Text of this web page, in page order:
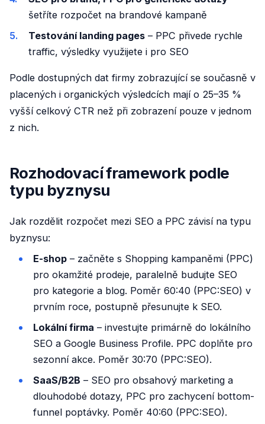
šetříte rozpočet na brandové kampaně
Testování landing pages – PPC přivede rychle
traffic, výsledky využijete i pro SEO
Podle dostupných dat firmy zobrazující se současně v
placených i organických výsledcích mají o 25–35 %
vyšší celkový CTR než při zobrazení pouze v jednom
z nich.
Rozhodovací framework podle
typu byznysu
Jak rozdělit rozpočet mezi SEO a PPC závisí na typu
byznysu:
E-shop – začněte s Shopping kampaněmi (PPC)
pro okamžité prodeje, paralelně budujte SEO
pro kategorie a blog. Poměr 60:40 (PPC:SEO) v
prvním roce, postupně přesunujte k SEO.
Lokální firma – investujte primárně do lokálního
SEO a Google Business Profile. PPC doplňte pro
sezonní akce. Poměr 30:70 (PPC:SEO).
SaaS/B2B – SEO pro obsahový marketing a
dlouhodobé dotazy, PPC pro zachycení bottom-
funnel poptávky. Poměr 40:60 (PPC:SEO).